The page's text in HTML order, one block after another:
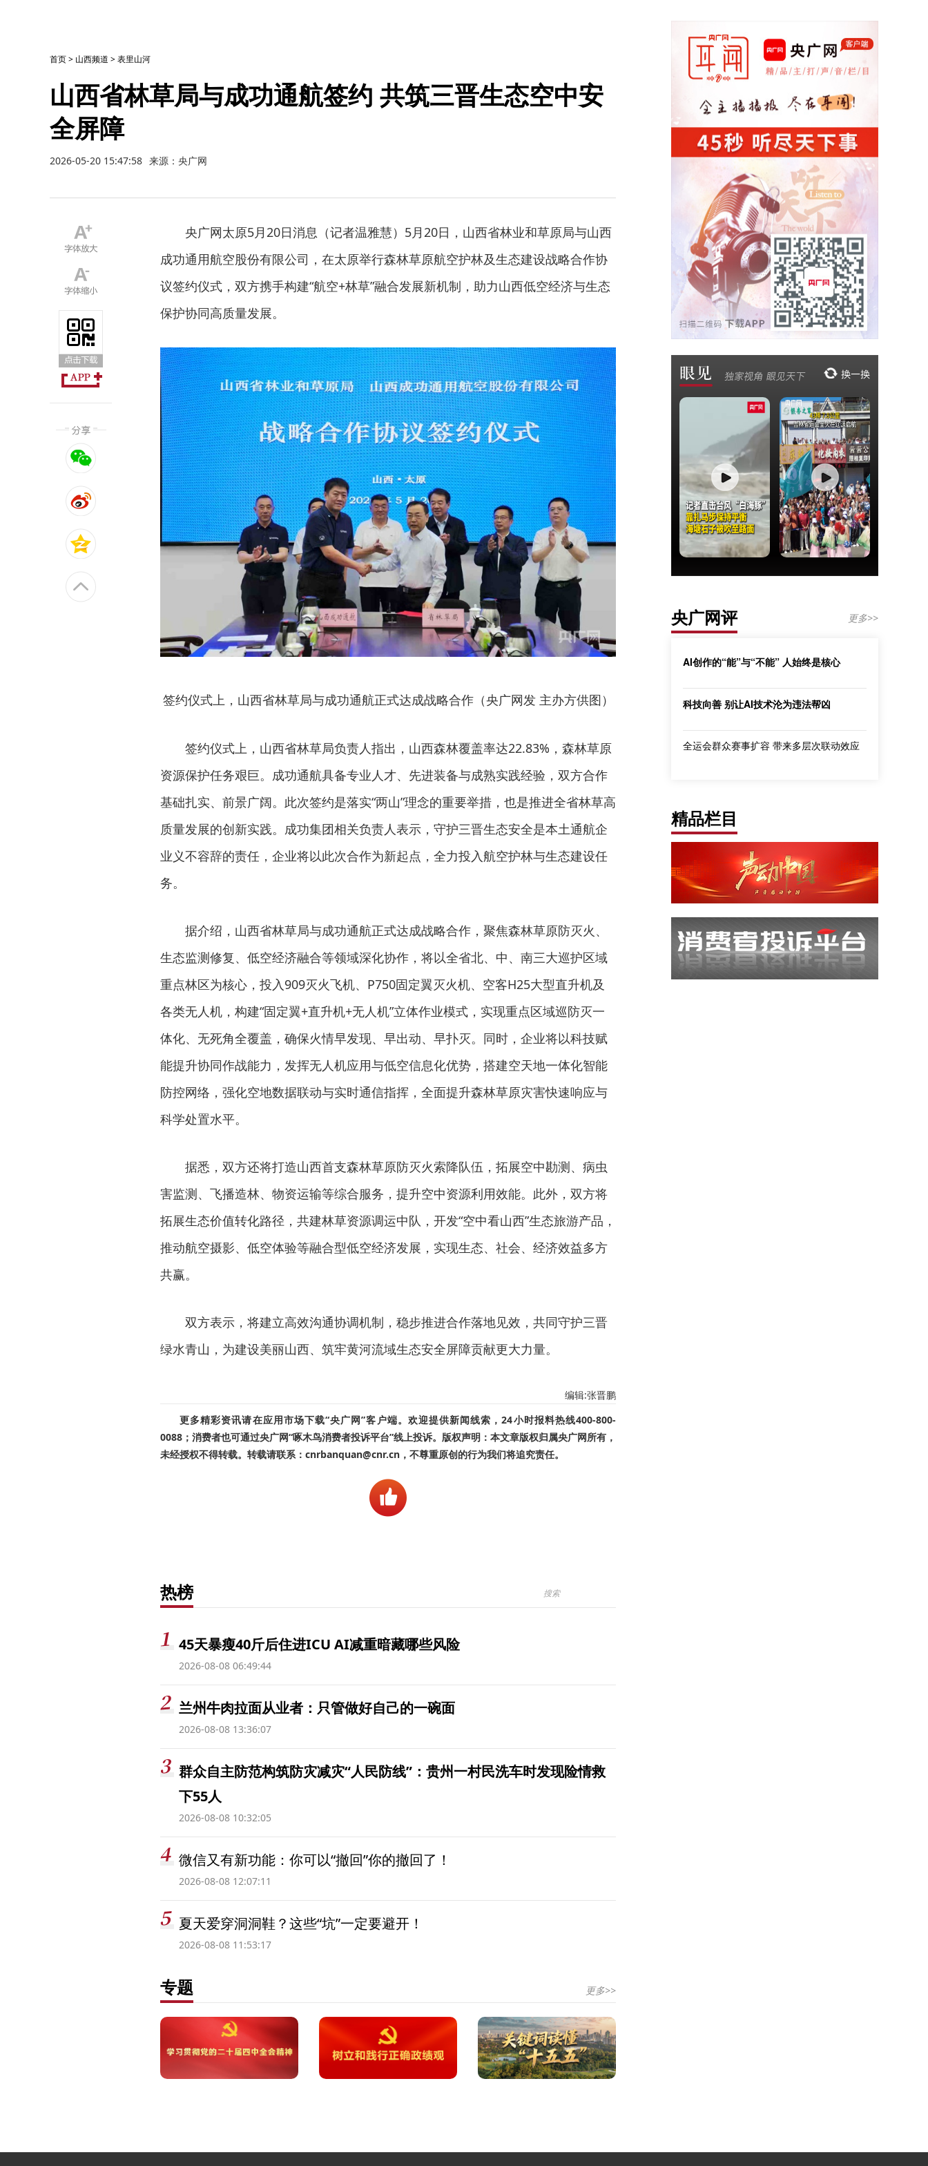
首页> 山西频道 >表里山河
山西省林草局与成功通航签约 共筑三晋生态空中安
全屏障
2026-05-20 15:47:58 来源：央广网
央广网太原5月20日消息（记者温雅慧）5月20日，山西省林业和草原局与山西
成功通用航空股份有限公司，在太原举行森林草原航空护林及生态建设战略合作协
议签约仪式，双方携手构建“航空+林草”融合发展新机制，助力山西低空经济与生态
保护协同高质量发展。
签约仪式上，山西省林草局与成功通航正式达成战略合作（央广网发 主办方供图）
签约仪式上，山西省林草局负责人指出，山西森林覆盖率达22.83%，森林草原
资源保护任务艰巨。成功通航具备专业人才、先进装备与成熟实践经验，双方合作
基础扎实、前景广阔。此次签约是落实“两山”理念的重要举措，也是推进全省林草高
质量发展的创新实践。成功集团相关负责人表示，守护三晋生态安全是本土通航企
业义不容辞的责任，企业将以此次合作为新起点，全力投入航空护林与生态建设任
务。
据介绍，山西省林草局与成功通航正式达成战略合作，聚焦森林草原防灭火、
生态监测修复、低空经济融合等领域深化协作，将以全省北、中、南三大巡护区域
重点林区为核心，投入909灭火飞机、P750固定翼灭火机、空客H25大型直升机及
各类无人机，构建“固定翼+直升机+无人机”立体作业模式，实现重点区域巡防灭一
体化、无死角全覆盖，确保火情早发现、早出动、早扑灭。同时，企业将以科技赋
能提升协同作战能力，发挥无人机应用与低空信息化优势，搭建空天地一体化智能
防控网络，强化空地数据联动与实时通信指挥，全面提升森林草原灾害快速响应与
科学处置水平。
据悉，双方还将打造山西首支森林草原防灭火索降队伍，拓展空中勘测、病虫
害监测、飞播造林、物资运输等综合服务，提升空中资源利用效能。此外，双方将
拓展生态价值转化路径，共建林草资源调运中队，开发“空中看山西”生态旅游产品，
推动航空摄影、低空体验等融合型低空经济发展，实现生态、社会、经济效益多方
共赢。
双方表示，将建立高效沟通协调机制，稳步推进合作落地见效，共同守护三晋
绿水青山，为建设美丽山西、筑牢黄河流域生态安全屏障贡献更大力量。
编辑:张晋鹏
更多精彩资讯请在应用市场下载“央广网”客户端。欢迎提供新闻线索，24小时报料热线400-800-
0088；消费者也可通过央广网“啄木鸟消费者投诉平台”线上投诉。版权声明：本文章版权归属央广网所有，
未经授权不得转载。转载请联系：cnrbanquan@cnr.cn，不尊重原创的行为我们将追究责任。
热榜
45天暴瘦40斤后住进ICU AI减重暗藏哪些风险
2026-08-08 06:49:44
兰州牛肉拉面从业者：只管做好自己的一碗面
2026-08-08 13:36:07
群众自主防范构筑防灾减灾“人民防线”：贵州一村民洗车时发现险情救
下55人
2026-08-08 10:32:05
微信又有新功能：你可以“撤回”你的撤回了！
2026-08-08 12:07:11
夏天爱穿洞洞鞋？这些“坑”一定要避开！
2026-08-08 11:53:17
专题 更多>>
央广网评 更多>>
AI创作的“能”与“不能” 人始终是核心
科技向善 别让AI技术沦为违法帮凶
全运会群众赛事扩容 带来多层次联动效应
精品栏目